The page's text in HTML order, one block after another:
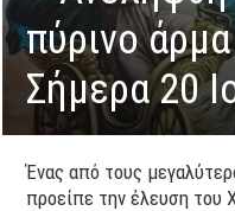
πύρινο
Σήμερα 20
Ένας από τους
προείπε την έλευση του